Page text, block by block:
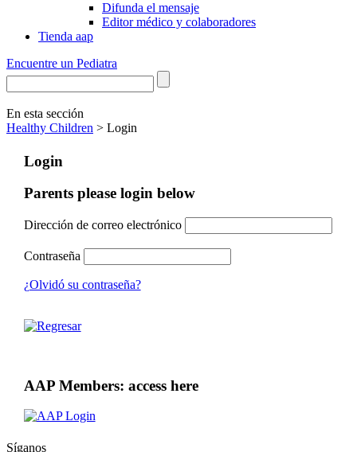
Difunda el mensaje
Editor médico y colaboradores
Tienda aap
Encuentre un Pediatra
En esta sección
Healthy Children > Login
Login
Parents please login below
Dirección de correo electrónico
Contraseña
¿Olvidó su contraseña?
AAP Members: access here
Síganos